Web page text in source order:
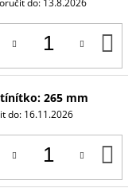
265 mm
do: 16.11.2026